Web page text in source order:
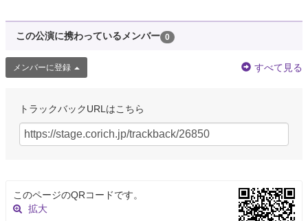
この公演に携わっているメンバー 0
メンバーに登録 すべて見る
トラックバックURLはこちら
このページのQRコードです。
拡大